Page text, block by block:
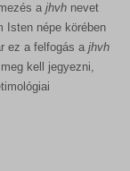
a jhvh nevet
Isten népe körében
ez a felfogás a jhvh
kell jegyezni,